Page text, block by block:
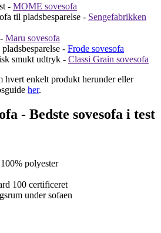
- MOME sovesofa
til pladsbesparelse - Sengefabrikken
Maru sovesofa
- Frode sovesofa
smukt udtryk - Classi Grain sovesofa
hvert enkelt produkt herunder eller
her.
- Bedste sovesofa i test
polyester
100 certificeret
under sofaen